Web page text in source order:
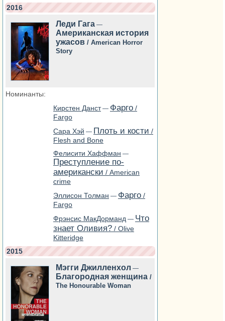
2016
Леди Гага —
Американская история
ужасов / American Horror
Story
Номинанты:
Кирстен Данст— Фарго /
Fargo
Сара Хэй — Плоть и кости /
Flesh and Bone
Фелисити Хаффман —
Преступление по-
американски / American
crime
Эллисон Толман — Фарго /
Fargo
Фрэнсис МакДорманд — Что
знает Оливия? / Olive
Kitteridge
2015
Мэгги Джилленхол —
Благородная женщина /
The Honourable Woman